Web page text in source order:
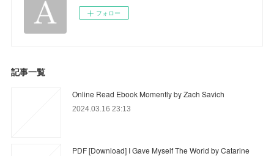
フォロー
記事一覧
Online Read Ebook Momently by Zach Savich
2024.03.16 23:13
PDF [Download] I Gave Myself The World by Catarine